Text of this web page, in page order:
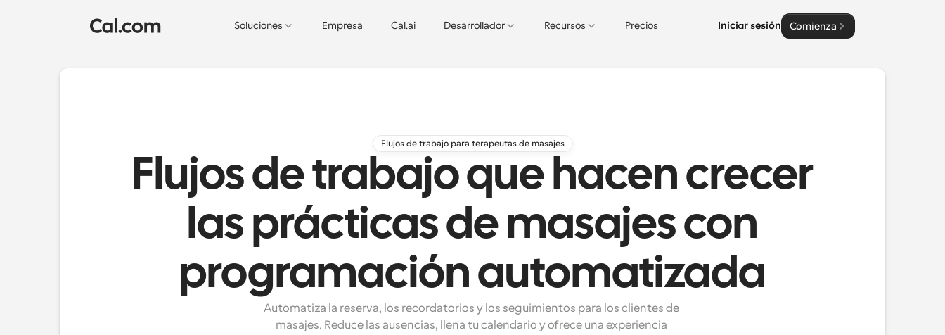
Soluciones Empresa Cal.ai Desarrollador Recursos Precios Iniciar sesión Comienza
Flujos de trabajo para terapeutas de masajes
Flujos de trabajo que hacen crecer
las prácticas de masajes con
programación automatizada
Automatiza la reserva, los recordatorios y los seguimientos para los clientes de
masajes. Reduce las ausencias, llena tu calendario y ofrece una experiencia